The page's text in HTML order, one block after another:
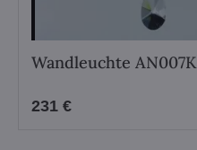
Wandleuchte AN007K
231 €